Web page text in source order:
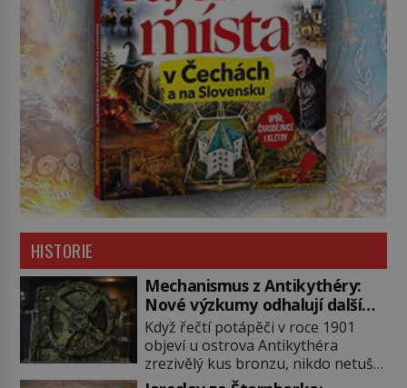
HISTORIE
Mechanismus z Antikythéry:
Nové výzkumy odhalují další
překvapení o starověkém
počítači
Když řečtí potápěči v roce 1901
objeví u ostrova Antikythéra
zrezivělý kus bronzu, nikdo netuší,
že drží v rukou jeden z